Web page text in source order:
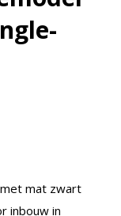
mat zwart
inbouw in